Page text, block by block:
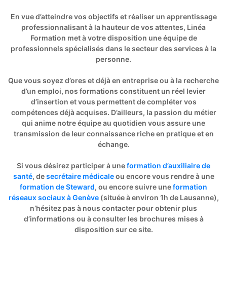
En vue d’atteindre vos objectifs et réaliser un apprentissage
professionnalisant à la hauteur de vos attentes, Linéa
Formation met à votre disposition une équipe de
professionnels spécialisés dans le secteur des services à la
personne.
Que vous soyez d’ores et déjà en entreprise ou à la recherche
d’un emploi, nos formations constituent un réel levier
d’insertion et vous permettent de compléter vos
compétences déjà acquises. D’ailleurs, la passion du métier
qui anime notre équipe au quotidien vous assure une
transmission de leur connaissance riche en pratique et en
échange.
Si vous désirez participer à uneformation d’auxiliaire de
santé, desecrétaire médicaleou encore vous rendre à une
formation de Steward, ou encore suivre uneformation
réseaux sociaux à Genève(située à environ 1h de Lausanne),
n’hésitez pas à nous contacter pour obtenir plus
d’informations ou à consulter les brochures mises à
disposition sur ce site.